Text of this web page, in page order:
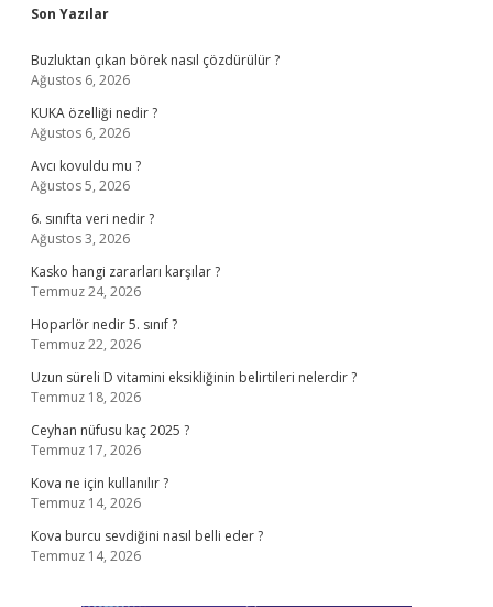
Sidebar
Son Yazılar
Buzluktan çıkan börek nasıl çözdürülür ?
Ağustos 6, 2026
KUKA özelliği nedir ?
Ağustos 6, 2026
Avcı kovuldu mu ?
Ağustos 5, 2026
6. sınıfta veri nedir ?
Ağustos 3, 2026
Kasko hangi zararları karşılar ?
Temmuz 24, 2026
Hoparlör nedir 5. sınıf ?
Temmuz 22, 2026
Uzun süreli D vitamini eksikliğinin belirtileri nelerdir ?
Temmuz 18, 2026
Ceyhan nüfusu kaç 2025 ?
Temmuz 17, 2026
Kova ne için kullanılır ?
Temmuz 14, 2026
Kova burcu sevdiğini nasıl belli eder ?
Temmuz 14, 2026